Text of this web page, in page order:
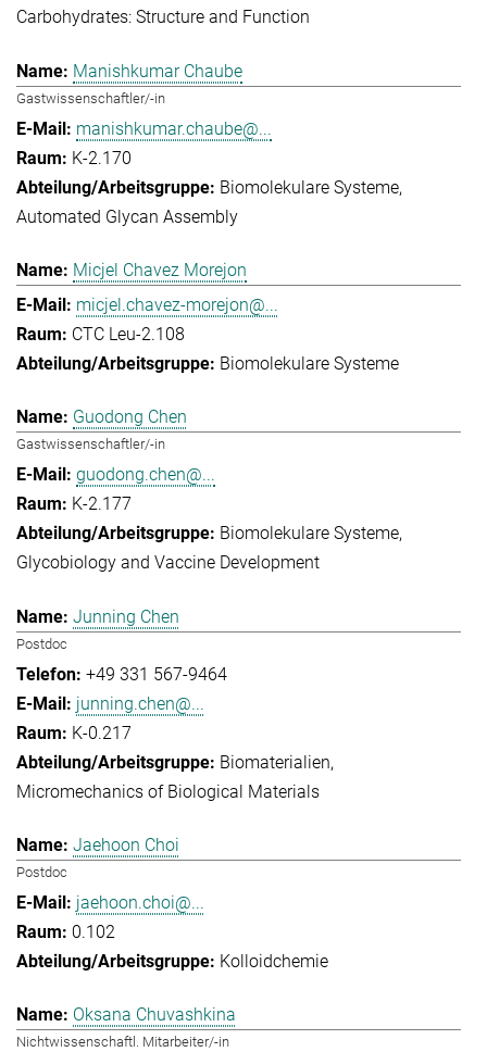
Carbohydrates: Structure and Function
Manishkumar Chaube
Gastwissenschaftler/-in
manishkumar.chaube@...
K-2.170
Biomolekulare Systeme
Automated Glycan Assembly
Micjel Chavez Morejon
micjel.chavez-morejon@...
CTC Leu-2.108
Biomolekulare Systeme
Guodong Chen
Gastwissenschaftler/-in
guodong.chen@...
K-2.177
Biomolekulare Systeme
Glycobiology and Vaccine Development
Junning Chen
Postdoc
+49 331 567-9464
junning.chen@...
K-0.217
Biomaterialien
Micromechanics of Biological Materials
Jaehoon Choi
Postdoc
jaehoon.choi@...
0.102
Kolloidchemie
Oksana Chuvashkina
Nichtwissenschaftl. Mitarbeiter/-in